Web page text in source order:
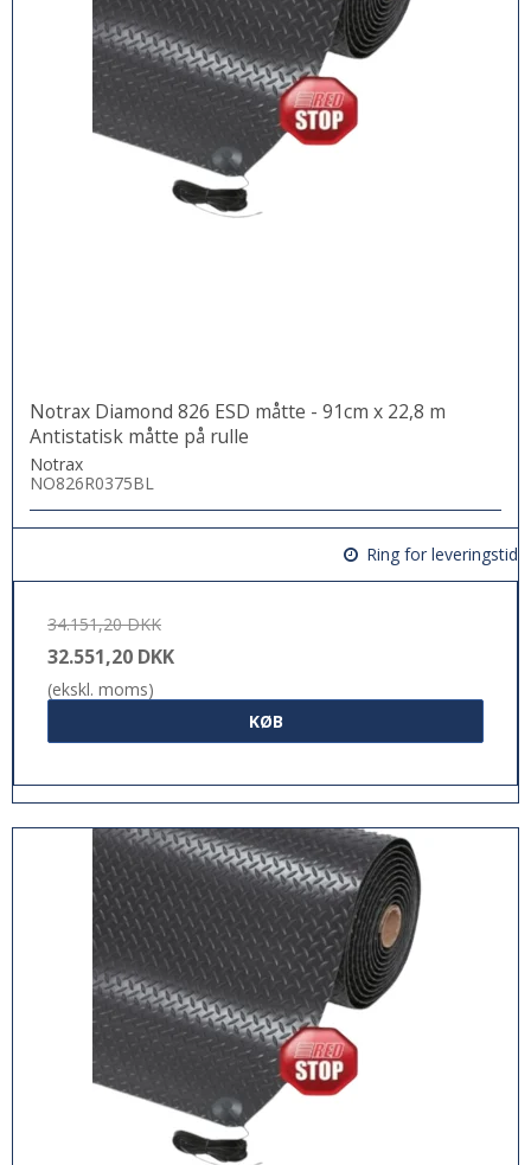
Notrax Diamond 826 ESD måtte - 91cm x 22,8 m
Antistatisk måtte på rulle
Notrax
NO826R0375BL
Ring for leveringstid
34.151,20 DKK
32.551,20 DKK
(ekskl. moms)
KØB